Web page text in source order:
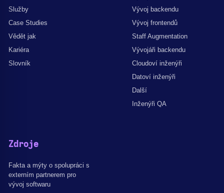
Služby
Case Studies
Vědět jak
Kariéra
Slovník
Vývoj backendu
Vývoj frontendů
Staff Augmentation
Vývojáři backendu
Cloudoví inženýři
Datoví inženýři
Další
Inženýři QA
Zdroje
Fakta a mýty o spolupráci s
externím partnerem pro
vývoj softwaru